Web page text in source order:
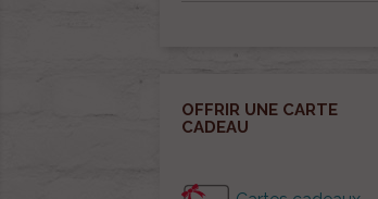
OFFRIR UNE CARTE
CADEAU